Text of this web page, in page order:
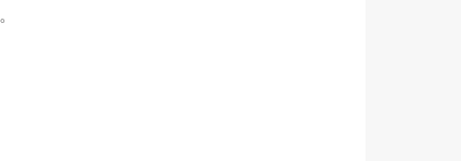
。